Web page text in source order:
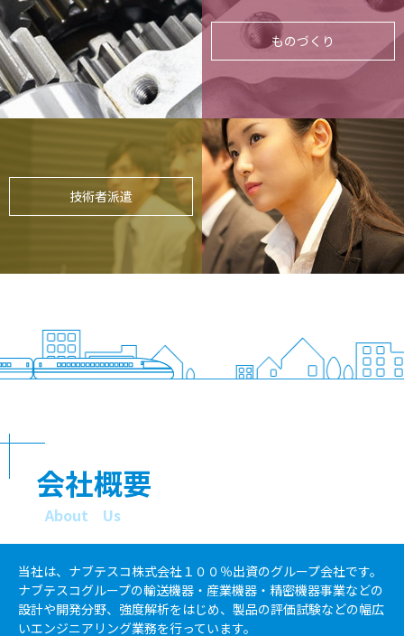
ものづくり
技術者派遣
会社概要
About Us
当社は、ナブテスコ株式会社１００％出資のグループ会社です。
ナブテスコグループの輸送機器・産業機器・精密機器事業などの
設計や開発分野、強度解析をはじめ、製品の評価試験などの幅広
いエンジニアリング業務を行っています。